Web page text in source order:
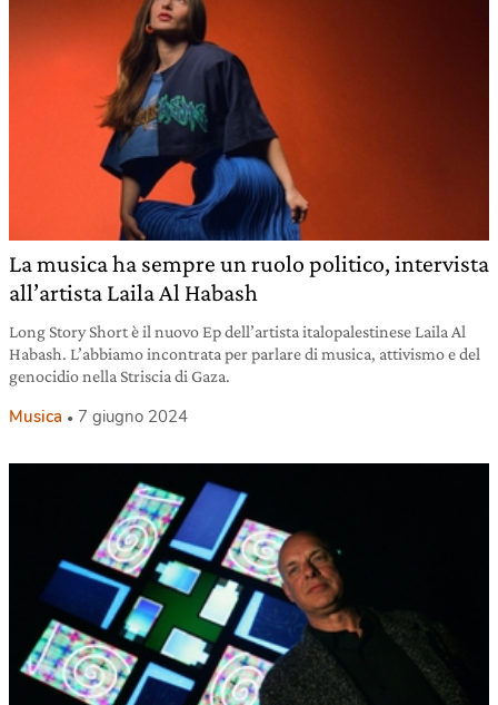
La musica ha sempre un ruolo politico, intervista
all’artista Laila Al Habash
Long Story Short è il nuovo Ep dell’artista italopalestinese Laila Al
Habash. L’abbiamo incontrata per parlare di musica, attivismo e del
genocidio nella Striscia di Gaza.
Musica 7 giugno 2024